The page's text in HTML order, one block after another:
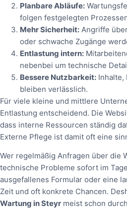
Planbare Abläufe:
folgen festgelegten
Mehr Sicherheit: Angriffe
oder schwache Zugänge
Entlastung intern:
nebenbei um technische
Bessere Nutzbarkeit: Inhalte,
bleiben verlässlich.
Für viele kleine und mittlere
Entlastung entscheidend. Die
dass interne Ressourcen ständig
Externe Pflege ist damit oft eine
Wer regelmäßig Anfragen über die
technische Probleme sofort im
ausgefallenes Formular oder eine
Zeit und oft konkrete Chancen.
Wartung in Steyr meist schon